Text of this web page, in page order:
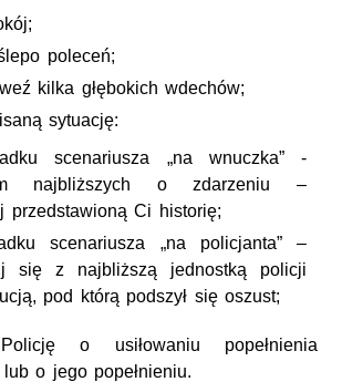
poleceń;
kilka głębokich wdechów;
sytuację:
scenariusza „na wnuczka” -
najbliższych o zdarzeniu –
przedstawioną Ci historię;
scenariusza „na policjanta” –
się z najbliższą jednostką policji
pod którą podszył się oszust;
o usiłowaniu popełnienia
o jego popełnieniu.